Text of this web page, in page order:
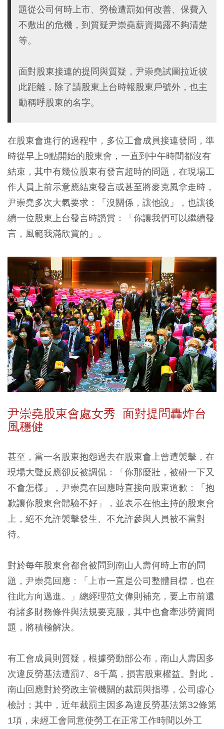
題從公司何時上市、勞檢遭罰如何改善、保費入
不敷出的危機，到質疑尹崇堯薪資揭露不夠清楚
等。
面對股東接連的提問與質疑，尹崇堯試圖拉近彼
此距離，除了請股東上台時報股東戶號外，也主
動稱呼股東的名字。
在股東會進行的過程中，多位工會成員接連發問，準
時從早上9點開始的股東會，一直到中午時間都沒有
結束，其中有幾位股東有發言超時的問題，在現場工
作人員上前示意應結束發言或甚至將麥克風拿走時，
尹崇堯多次大氣要求：「沒關係，讓他說」，也讓後
續一位股東上台發言時讚賞：「你讓我們可以繼續發
言，風範我滿欣賞的」。
尹崇堯股東會處女秀 面對提問轟炸台
風穩健
甚至，當一名股東抱怨過去在股東會上曾遭襲擊，在
現場大聲反應卻反被調侃：「你那麼壯，被碰一下又
不會怎樣」，尹崇堯在回應時直接向股東道歉：「抱
歉讓你股東會體驗不好」，並表示在他主持的股東會
上，絕不允許襲擊發生、不允許參與人員被不當對
待。
對於每年股東會都會被問到南山人壽何時上市的問
題，尹崇堯回應：「上市一直是公司整體目標，也在
往此方向邁進。」總經理范文偉則補充，要上市前還
有諸多財務條件與法規要克服，其中也會牽涉勞資問
題，將積極解決。
有工會成員則質疑，根據勞動部公布，南山人壽因多
次違反勞基法遭罰7、8千萬，損害股東權益。對此，
南山回應對於勞政主管機關的裁罰與指導，公司虛心
檢討；其中，近年裁罰主因多為違反勞基法第32條第
1項，未經工會同意使勞工在正常工作時間以外工